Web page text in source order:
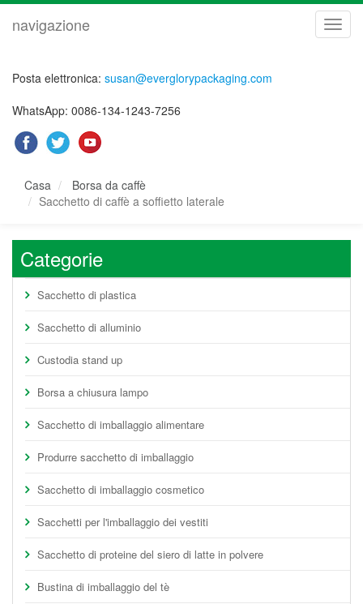
navigazione
Posta elettronica: susan@everglorypackaging.com
WhatsApp: 0086-134-1243-7256
Casa
Borsa da caffè
Sacchetto di caffè a soffietto laterale
Categorie
Sacchetto di plastica
Sacchetto di alluminio
Custodia stand up
Borsa a chiusura lampo
Sacchetto di imballaggio alimentare
Produrre sacchetto di imballaggio
Sacchetto di imballaggio cosmetico
Sacchetti per l'imballaggio dei vestiti
Sacchetto di proteine del siero di latte in polvere
Bustina di imballaggio del tè